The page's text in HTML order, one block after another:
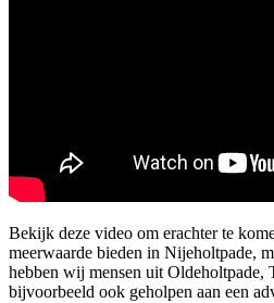
Bekijk deze video om erachter te
meerwaarde bieden in Nijeholtpade,
hebben wij mensen uit Oldeholtpade,
bijvoorbeeld ook geholpen aan een